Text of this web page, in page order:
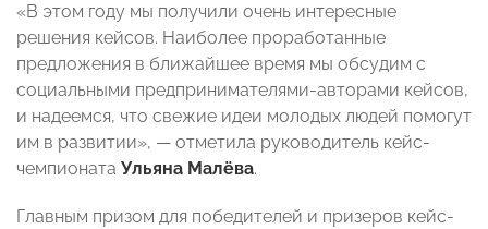
«В этом году мы получили очень интересные
решения кейсов. Наиболее проработанные
предложения в ближайшее время мы обсудим с
социальными предпринимателями-авторами кейсов,
и надеемся, что свежие идеи молодых людей помогут
им в развитии», — отметила руководитель кейс-
чемпионата Ульяна Малёва.
Главным призом для победителей и призеров кейс-